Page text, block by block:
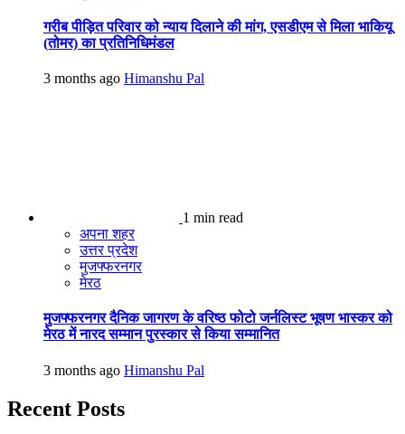
गरीब पीड़ित परिवार को न्याय दिलाने की मांग, एसडीएम से मिला भाकियू
(तोमर) का प्रतिनिधिमंडल
3 months ago Himanshu Pal
1 min read
अपना शहर
उत्तर प्रदेश
मुजफ्फरनगर
मेरठ
मुजफ्फरनगर दैनिक जागरण के वरिष्ठ फोटो जर्नलिस्ट भूषण भास्कर को
मेरठ में नारद सम्मान पुरस्कार से किया सम्मानित
3 months ago Himanshu Pal
Recent Posts